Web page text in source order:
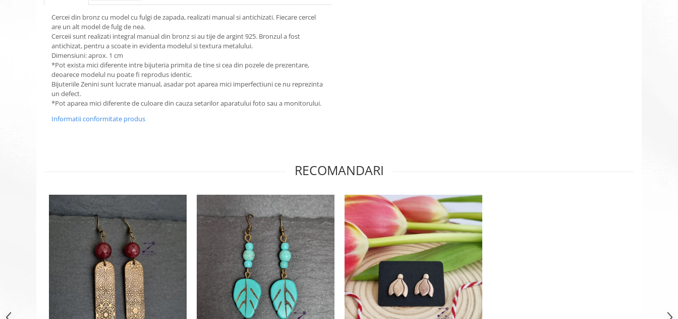
Cercei din bronz cu model cu fulgi de zapada, realizati manual si antichizati. Fiecare cercel
are un alt model de fulg de nea.
Cerceii sunt realizati integral manual din bronz si au tije de argint 925. Bronzul a fost
antichizat, pentru a scoate in evidenta modelul si textura metalului.
Dimensiuni: aprox. 1 cm
*Pot exista mici diferente intre bijuteria primita de tine si cea din pozele de prezentare,
deoarece modelul nu poate fi reprodus identic.
Bijuteriile Zenini sunt lucrate manual, asadar pot aparea mici imperfectiuni ce nu reprezinta
un defect.
*Pot aparea mici diferente de culoare din cauza setarilor aparatului foto sau a monitorului.
Informatii conformitate produs
RECOMANDARI